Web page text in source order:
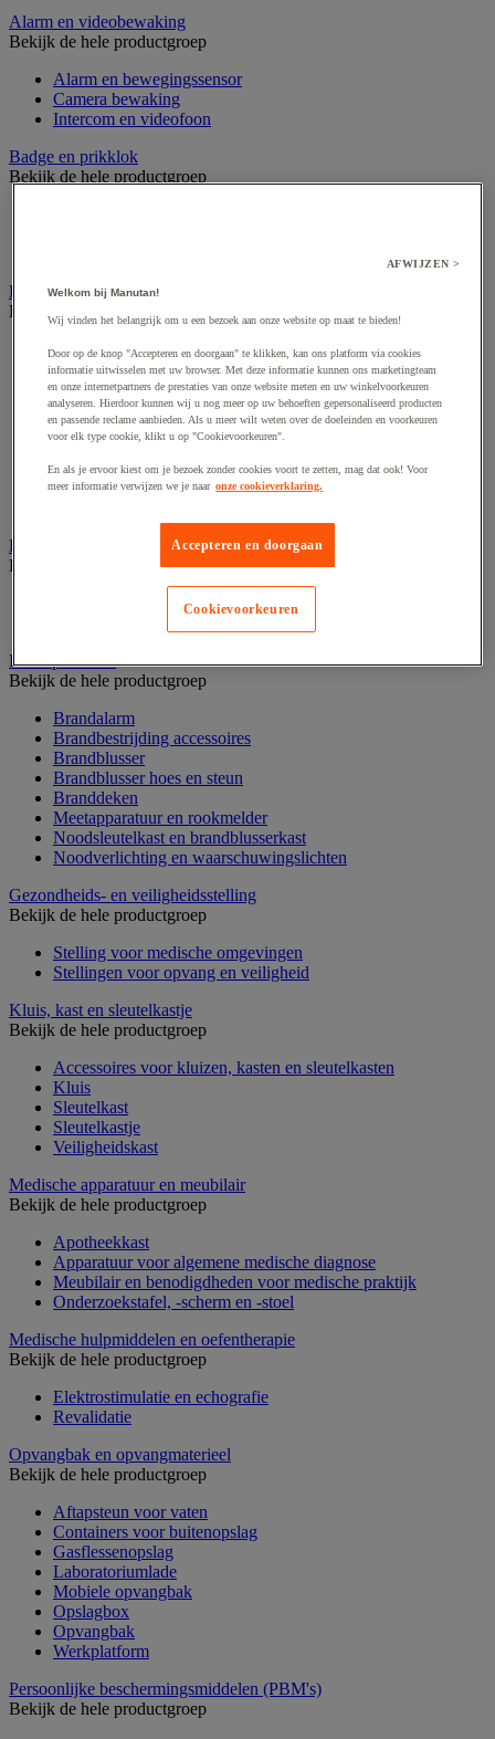
Alarm en videobewaking
Bekijk de hele productgroep
Alarm en bewegingssensor
Camera bewaking
Intercom en videofoon
Badge en prikklok
Bekijk de hele productgroep
Barrière- en beschermingspaal
Bekijk de hele productgroep
Afzetpaal met band
Afzetpaal met bord
Afzetpaal met ketting
Afzetpaal met koord
Beschermende afscherming
Beschermende rolbeugel
Modulaire afscherming
Muurhouder met riem
Bescherming en demper
Bekijk de hele productgroep
Brandpreventie
Bekijk de hele productgroep
Brandalarm
Brandbestrijding accessoires
Brandblusser
Brandblusser hoes en steun
Branddeken
Meetapparatuur en rookmelder
Noodsleutelkast en brandblusserkast
Noodverlichting en waarschuwingslichten
Gezondheids- en veiligheidsstelling
Bekijk de hele productgroep
Stelling voor medische omgevingen
Stellingen voor opvang en veiligheid
Kluis, kast en sleutelkastje
Bekijk de hele productgroep
Accessoires voor kluizen, kasten en sleutelkasten
Kluis
Sleutelkast
Sleutelkastje
Veiligheidskast
Medische apparatuur en meubilair
Bekijk de hele productgroep
Apotheekkast
Apparatuur voor algemene medische diagnose
Meubilair en benodigdheden voor medische praktijk
Onderzoekstafel, -scherm en -stoel
Medische hulpmiddelen en oefentherapie
Bekijk de hele productgroep
Elektrostimulatie en echografie
Revalidatie
Opvangbak en opvangmaterieel
Bekijk de hele productgroep
Aftapsteun voor vaten
Containers voor buitenopslag
Gasflessenopslag
Laboratoriumlade
Mobiele opvangbak
Opslagbox
Opvangbak
Werkplatform
Persoonlijke beschermingsmiddelen (PBM's)
Bekijk de hele productgroep
AFWIJZEN >
Welkom bij Manutan!
Wij vinden het belangrijk om u een bezoek aan onze website op maat te bieden!
Door op de knop "Accepteren en doorgaan" te klikken, kan ons platform via cookies
informatie uitwisselen met uw browser. Met deze informatie kunnen ons marketingteam
en onze internetpartners de prestaties van onze website meten en uw winkelvoorkeuren
analyseren. Hierdoor kunnen wij u nog meer op uw behoeften gepersonaliseerd producten
en passende reclame aanbieden. Als u meer wilt weten over de doeleinden en voorkeuren
voor elk type cookie, klikt u op "Cookievoorkeuren".
En als je ervoor kiest om je bezoek zonder cookies voort te zetten, mag dat ook! Voor
meer informatie verwijzen we je naar onze cookieverklaring.
Accepteren en doorgaan
Cookievoorkeuren